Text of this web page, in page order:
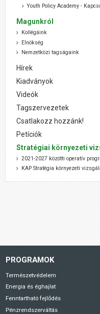
Youth Policy Academy -
Magunkról
Kollégáink
Elnökség
Nemzetközi tagságaink
Hírek
Kiadványok
Videók
Tagszervezetek
Csatlakozz hozzánk!
Petíciók
Stratégiai környezeti
2021-2027 közötti operatív
KAP Stratégia környezeti
PROGRAMOK
Természetvédelem
Energia és éghajlat
Fenntartható fejlődés
Pénzrendszerváltás